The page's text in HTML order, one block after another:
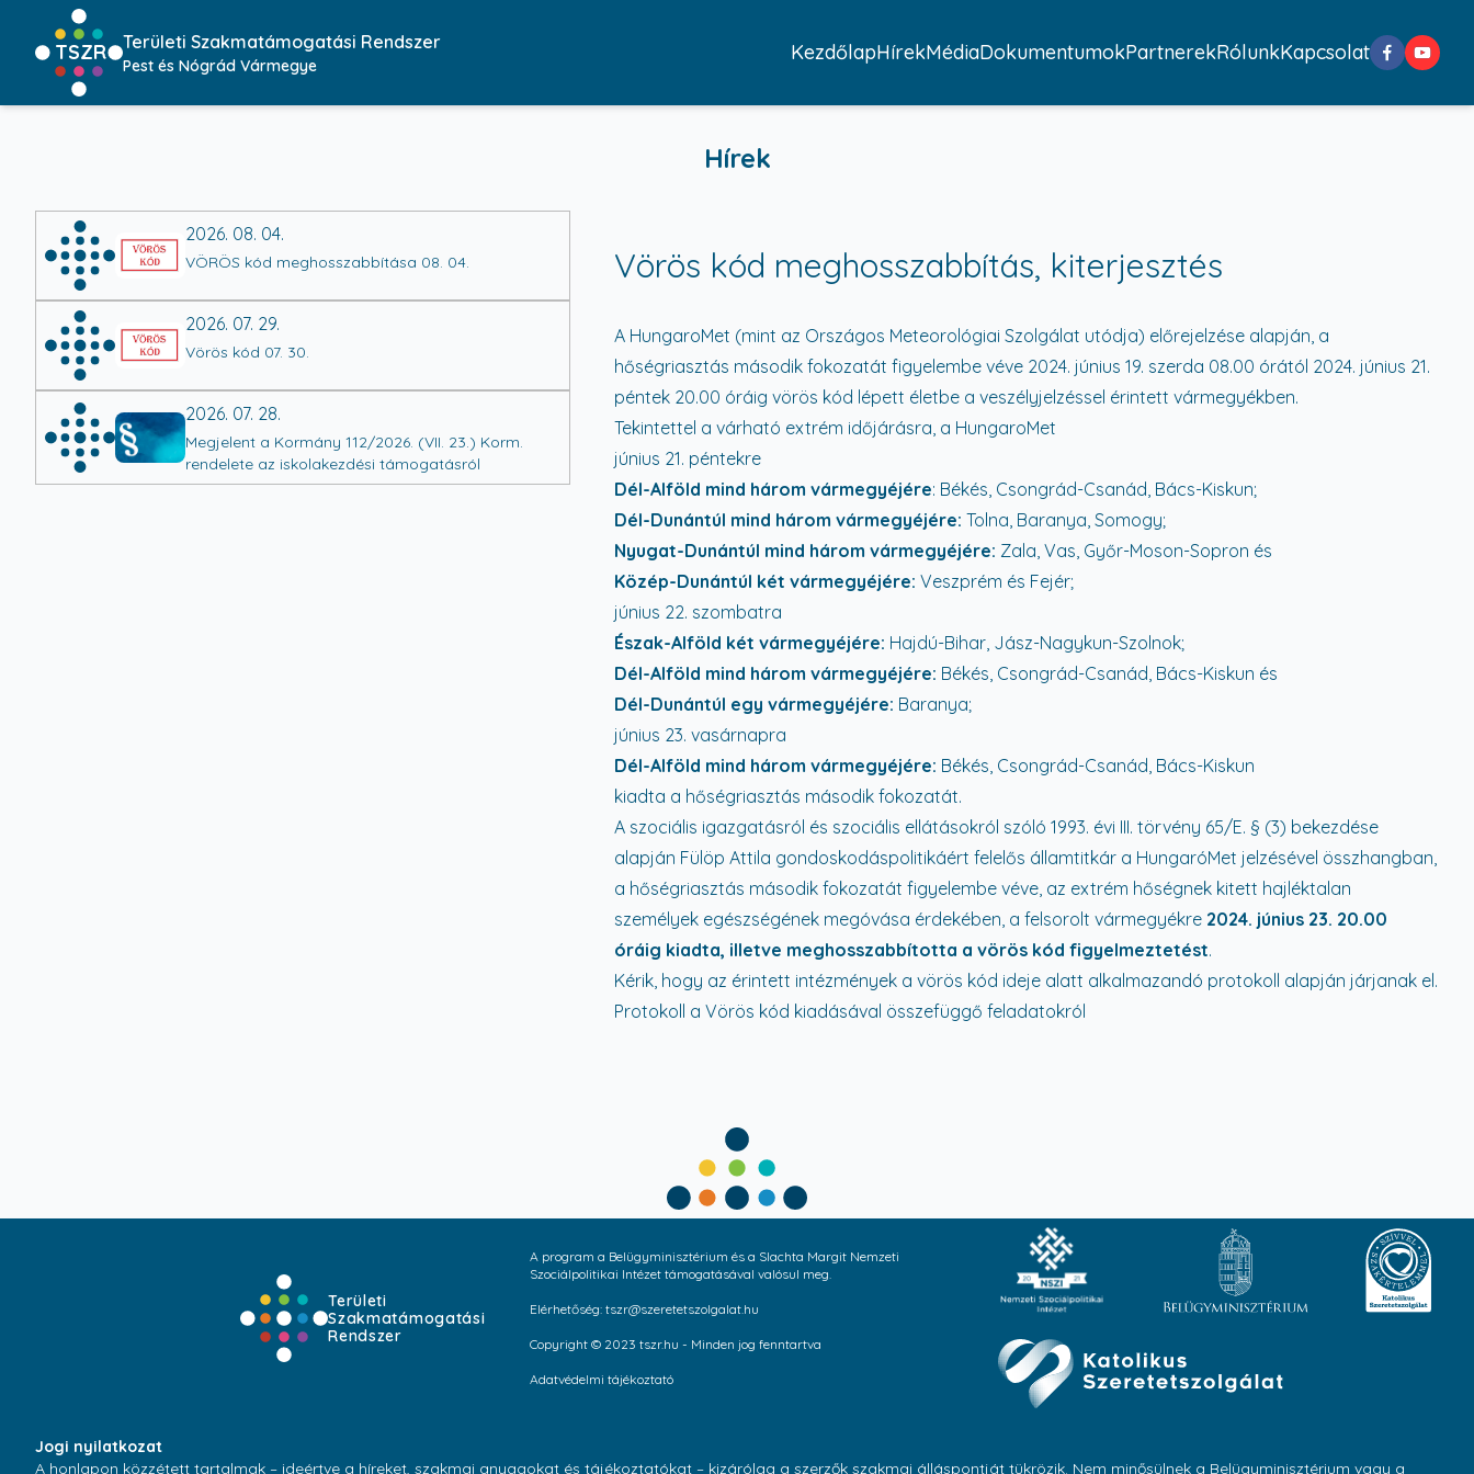
TSZR Területi Szakmatámogatási Rendszer
Pest és Nógrád Vármegye
KezdőlapHírekMédiaDokumentumokPartnerekRólunkKapcsolat
Hírek
2026. 08. 04.
VÖRÖS kód meghosszabbítása 08. 04.
2026. 07. 29.
Vörös kód 07. 30.
2026. 07. 28.
Megjelent a Kormány 112/2026. (VII. 23.) Korm.
rendelete az iskolakezdési támogatásról
Vörös kód meghosszabbítás, kiterjesztés
A HungaroMet (mint az Országos Meteorológiai Szolgálat utódja) előrejelzése alapján, a
hőségriasztás második fokozatát figyelembe véve 2024. június 19. szerda 08.00 órától 2024. június 21.
péntek 20.00 óráig vörös kód lépett életbe a veszélyjelzéssel érintett vármegyékben.
Tekintettel a várható extrém időjárásra, a HungaroMet
június 21. péntekre
Dél-Alföld mind három vármegyéjére: Békés, Csongrád-Csanád, Bács-Kiskun;
Dél-Dunántúl mind három vármegyéjére: Tolna, Baranya, Somogy;
Nyugat-Dunántúl mind három vármegyéjére: Zala, Vas, Győr-Moson-Sopron és
Közép-Dunántúl két vármegyéjére: Veszprém és Fejér;
június 22. szombatra
Észak-Alföld két vármegyéjére: Hajdú-Bihar, Jász-Nagykun-Szolnok;
Dél-Alföld mind három vármegyéjére: Békés, Csongrád-Csanád, Bács-Kiskun és
Dél-Dunántúl egy vármegyéjére: Baranya;
június 23. vasárnapra
Dél-Alföld mind három vármegyéjére: Békés, Csongrád-Csanád, Bács-Kiskun
kiadta a hőségriasztás második fokozatát.
A szociális igazgatásról és szociális ellátásokról szóló 1993. évi III. törvény 65/E. § (3) bekezdése
alapján Fülöp Attila gondoskodáspolitikáért felelős államtitkár a HungaróMet jelzésével összhangban,
a hőségriasztás második fokozatát figyelembe véve, az extrém hőségnek kitett hajléktalan
személyek egészségének megóvása érdekében, a felsorolt vármegyékre 2024. június 23. 20.00
óráig kiadta, illetve meghosszabbította a vörös kód figyelmeztetést.
Kérik, hogy az érintett intézmények a vörös kód ideje alatt alkalmazandó protokoll alapján járjanak el.
Protokoll a Vörös kód kiadásával összefüggő feladatokról
Területi
Szakmatámogatási
Rendszer
A program a Belügyminisztérium és a Slachta Margit Nemzeti
Szociálpolitikai Intézet támogatásával valósul meg.
Elérhetőség: tszr@szeretetszolgalat.hu
Copyright © 2023 tszr.hu - Minden jog fenntartva
Adatvédelmi tájékoztató
Jogi nyilatkozat
A honlapon közzétett tartalmak – ideértve a híreket, szakmai anyagokat és tájékoztatókat – kizárólag a szerzők szakmai álláspontját tükrözik. Nem minősülnek a Belügyminisztérium vagy a